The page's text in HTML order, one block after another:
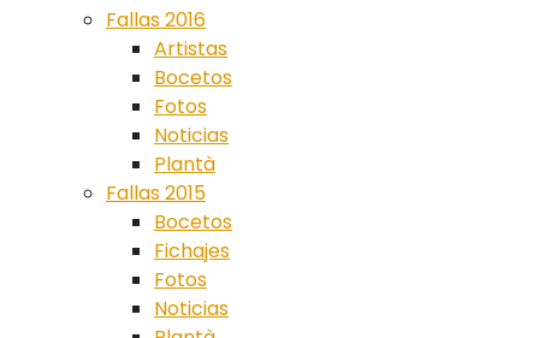
Fallas 2016
Artistas
Bocetos
Fotos
Noticias
Plantà
Fallas 2015
Bocetos
Fichajes
Fotos
Noticias